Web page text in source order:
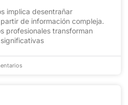
implica desentrañar
de información compleja.
profesionales transforman